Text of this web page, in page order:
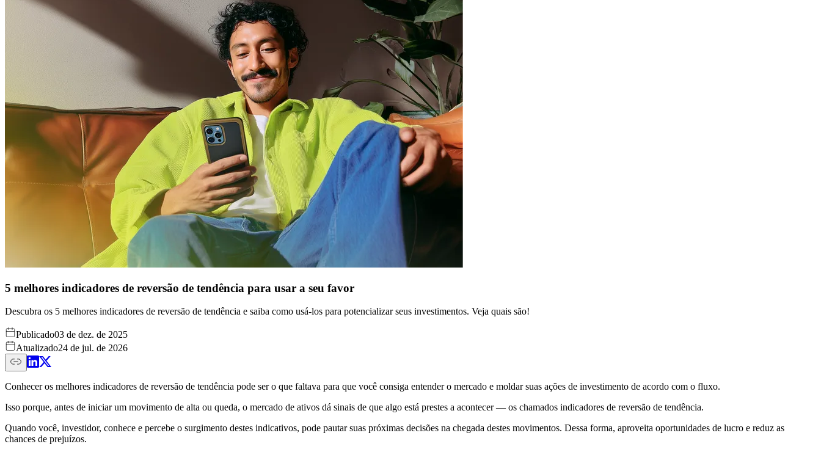
5 melhores indicadores de reversão de tendência para usar a seu favor
Descubra os 5 melhores indicadores de reversão de tendência e saiba como usá-los para potencializar seus investimentos. Veja quais são!
Publicado03 de dez. de 2025
Atualizado24 de jul. de 2026
Conhecer os melhores indicadores de reversão de tendência pode ser o que faltava para que você consiga entender o mercado e moldar suas ações de investimento de acordo com o fluxo.
Isso porque, antes de iniciar um movimento de alta ou queda, o mercado de ativos dá sinais de que algo está prestes a acontecer — os chamados indicadores de reversão de tendência.
Quando você, investidor, conhece e percebe o surgimento destes indicativos, pode pautar suas próximas decisões na chegada destes movimentos. Dessa forma, aproveita oportunidades de lucro e reduz as
chances de prejuízos.